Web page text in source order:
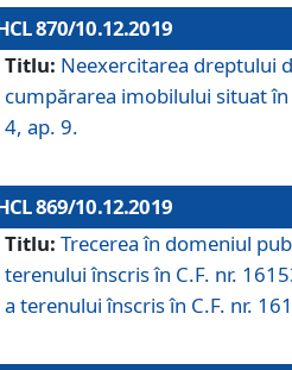
870/10.12.2019
Titlu: Neexercitarea dreptului
cumpărarea imobilului situat
4, ap. 9.
869/10.12.2019
Titlu: Trecerea în domeniul
terenului înscris în C.F. nr.
a terenului înscris în C.F. nr.